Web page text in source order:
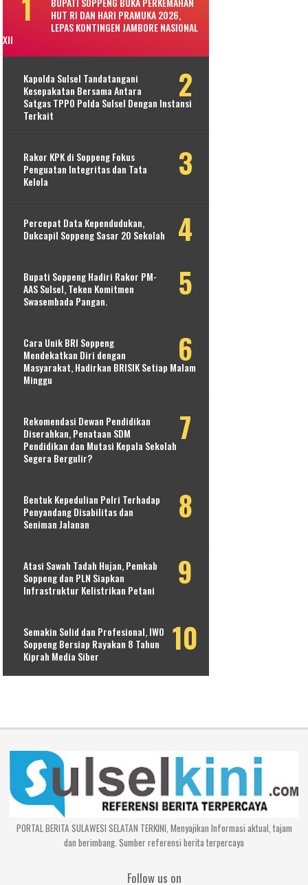
HUT RI DAN HARI PRAMUKA 2026,
LEPAS KONTINGEN JAMBORE NASIONAL
XII
Kapolda Sulsel Tandatangani
Kesepakatan Bersama Antara
Satgas TPPO Polda Sulsel Dengan Instansi
Terkait
Rakor KPK di Soppeng Fokus
Penguatan Integritas dan Tata
Kelola
Percepat Data Kependudukan,
Dukcapil Soppeng Sasar 20 Sekolah
Bupati Soppeng Hadiri Rakor PM-
AAS Sulsel, Teken Komitmen
Swasembada Pangan.
Cara Unik BRI Soppeng
Mendekatkan Diri dengan
Masyarakat, Hadirkan BRISIK Setiap Malam
Minggu
Rekomendasi Dewan Pendidikan
Diserahkan, Penataan SDM
Pendidikan dan Mutasi Kepala Sekolah
Segera Bergulir?
Bentuk Kepedulian Polri Terhadap
Penyandang Disabilitas dan
Seniman Jalanan
Atasi Sawah Tadah Hujan, Pemkab
Soppeng dan PLN Siapkan
Infrastruktur Kelistrikan Petani
Semakin Solid dan Profesional, IWO
Soppeng Bersiap Rayakan 8 Tahun
Kiprah Media Siber
PORTAL BERITA SULAWESI SELATAN TERKINI, Menyajikan Informasi aktual, tajam
dan berimbang. Sumber referensi berita terpercaya
Follow us on